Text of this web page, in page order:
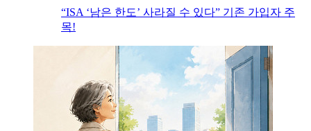
“ISA ‘남은 한도’ 사라질 수 있다” 기존 가입자 주
목!